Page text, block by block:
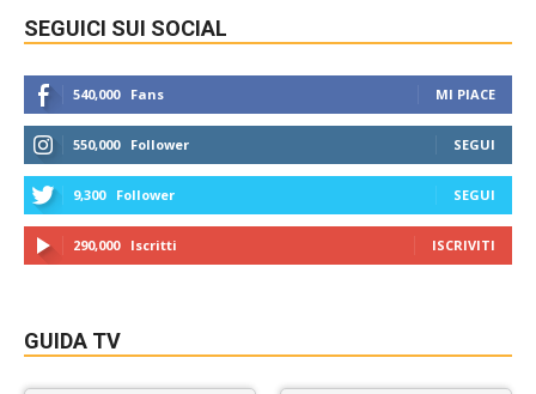
SEGUICI SUI SOCIAL
540,000 Fans MI PIACE
550,000 Follower SEGUI
9,300 Follower SEGUI
290,000 Iscritti ISCRIVITI
GUIDA TV